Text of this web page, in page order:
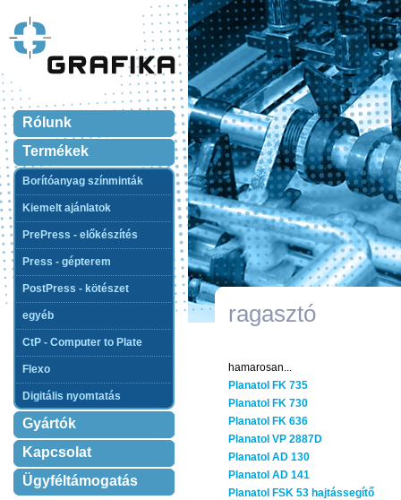
ragasztó
hamarosan...
Planatol FK 735
Planatol FK 730
Planatol FK 636
Planatol VP 2887D
Planatol AD 130
Planatol AD 141
Planatol FSK 53 hajtássegítő
Rólunk
Termékek
Borítóanyag színminták
Kiemelt ajánlatok
PrePress - előkészítés
Press - gépterem
PostPress - kötészet
egyéb
CtP - Computer to Plate
Flexo
Digitális nyomtatás
Gyártók
Kapcsolat
Ügyféltámogatás